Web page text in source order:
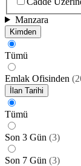
Manzara
Kimden
Tümü
Emlak Ofisinden (
İlan Tarihi
Tümü
Son 3 Gün (3)
Son 7 Gün (3)